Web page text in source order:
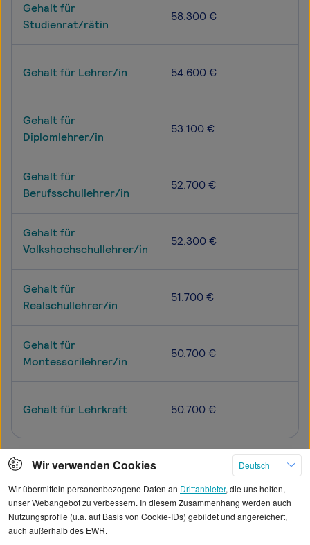
Gehalt für
Studienrat/rätin
58.300 €
Gehalt für Lehrer/in 54.600 €
Gehalt für
Diplomlehrer/in
53.100 €
Gehalt für
Berufsschullehrer/in
52.700 €
Gehalt für
Volkshochschullehrer/in
52.300 €
Gehalt für
Realschullehrer/in
51.700 €
Gehalt für
Montessorilehrer/in
50.700 €
Gehalt für Lehrkraft 50.700 €
Mehr
Wir verwenden Cookies
Deutsch
Wir übermitteln personenbezogene Daten an Drittanbieter, die uns helfen,
unser Webangebot zu verbessern. In diesem Zusammenhang werden auch
Nutzungsprofile (u.a. auf Basis von Cookie-IDs) gebildet und angereichert,
auch außerhalb des EWR.